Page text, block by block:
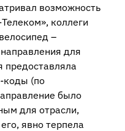
возможность
коллеги
–
для
предоставляла
коды (по
было
для отрасли,
явно терпела